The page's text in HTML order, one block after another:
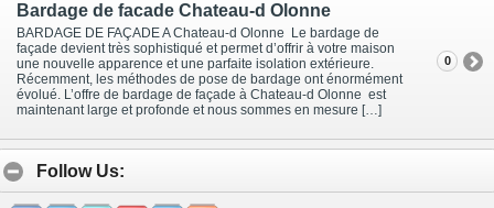
Bardage de facade Chateau-d Olonne
BARDAGE DE FAÇADE A Chateau-d Olonne Le bardage de
façade devient très sophistiqué et permet d’offrir à votre maison
une nouvelle apparence et une parfaite isolation extérieure.
Récemment, les méthodes de pose de bardage ont énormément
évolué. L’offre de bardage de façade à Chateau-d Olonne est
maintenant large et profonde et nous sommes en mesure […]
0
Follow Us: